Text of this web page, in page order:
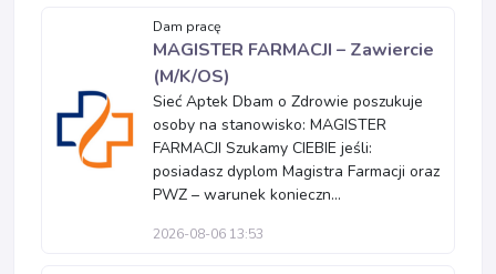
Dam pracę
MAGISTER FARMACJI – Zawiercie
(M/K/OS)
Sieć Aptek Dbam o Zdrowie poszukuje
osoby na stanowisko: MAGISTER
FARMACJI Szukamy CIEBIE jeśli:
posiadasz dyplom Magistra Farmacji oraz
PWZ – warunek konieczn...
2026-08-06 13:53